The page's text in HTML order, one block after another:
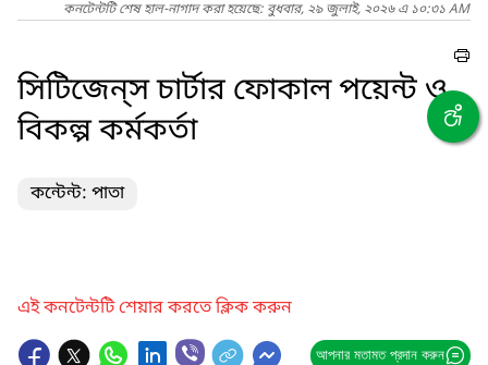
কনটেন্টটি শেষ হাল-নাগাদ করা হয়েছে: বুধবার, ২৯ জুলাই, ২০২৬ এ ১০:৩১ AM
সিটিজেন্‌স চার্টার ফোকাল পয়েন্ট ও
বিকল্প কর্মকর্তা
কন্টেন্ট: পাতা
এই কনটেন্টটি শেয়ার করতে ক্লিক করুন
আপনার মতামত প্রদান করুন